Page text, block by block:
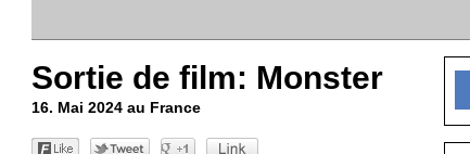
Sortie de film: Monster
16. Mai 2024 au France